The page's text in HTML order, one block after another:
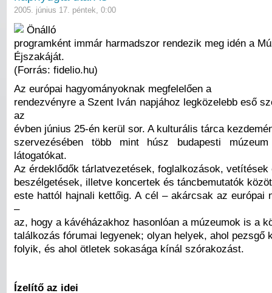
2005. június 17. péntek, 0:00
Önálló
programként immár harmadszor rendezik meg idén a
Éjszakáját.
(Forrás: fidelio.hu)
Az európai hagyományoknak megfelelően a
rendezvényre a Szent Iván napjához legközelebb eső
az
évben június 25-én kerül sor. A kulturális tárca
szervezésében több mint húsz budapesti
látogatókat.
Az érdeklődők tárlatvezetések, foglalkozások, vetítések
beszélgetések, illetve koncertek és táncbemutatók
este hattól hajnali kettőig. A cél – akárcsak az európai
–
az, hogy a kávéházakhoz hasonlóan a múzeumok is a
találkozás fórumai legyenek; olyan helyek, ahol pezsgő
folyik, és ahol ötletek sokasága kínál szórakozást.
Ízelítő az idei